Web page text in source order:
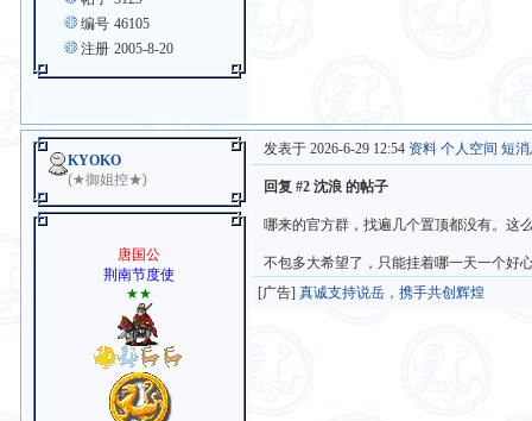
编号 46105
注册 2005-8-20
KYOKO
(★御姐控★)
唐国公
荆南节度使
★★
发表于 2026-6-29 12:54 资料 个人空间 短
回复 #2 沈浪 的帖子
哪来的官方群，找遍几个置顶都没有。这
不包多大希望了，只能挂着哪一天一个好
[广告]真诚支持说岳，携手共创辉煌